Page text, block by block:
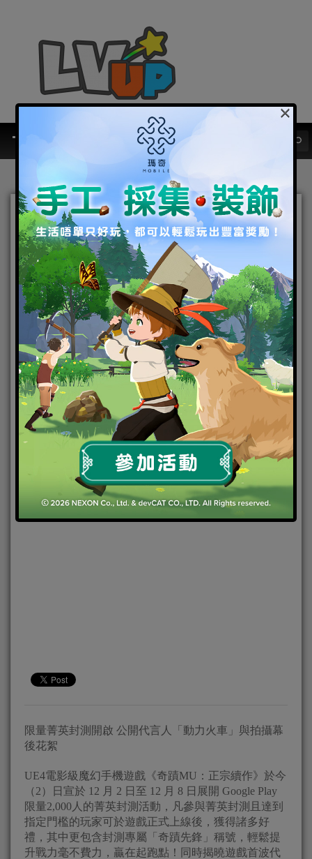
《奇蹟MU：正宗續作》限
量菁英封測正式啟動！ 遊戲
首波代言人「動力火車」與
趣味幕後花絮搶先曝光！
2021-12-02 |Android,IOS,手機遊戲
限量菁英封測開啟 公開代言人「動力火車」與拍攝幕
後花絮
UE4電影級魔幻手機遊戲《奇蹟MU：正宗續作》於今
（2）日宣於 12 月 2 日至 12 月 8 日展開 Google Play
限量2,000人的菁英封測活動，凡參與菁英封測且達到
指定門檻的玩家可於遊戲正式上線後，獲得諸多好
禮，其中更包含封測專屬「奇蹟先鋒」稱號，輕鬆提
升戰力毫不費力，贏在起跑點！同時揭曉遊戲首波代
×